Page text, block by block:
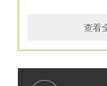
查看